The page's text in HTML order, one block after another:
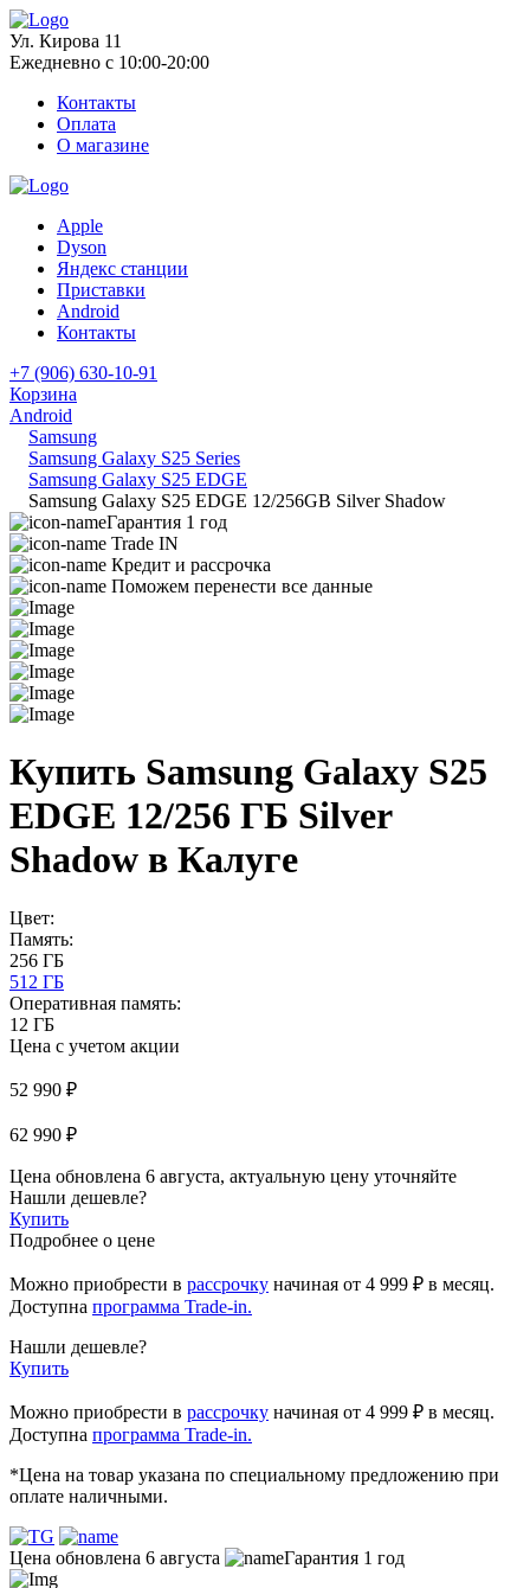
Ул. Кирова 11
Ежедневно с 10:00-20:00
Контакты
Оплата
О магазине
Apple
Dyson
Яндекс станции
Приставки
Android
Контакты
+7 (906) 630-10-91
Корзина
Android
Samsung
Samsung Galaxy S25 Series
Samsung Galaxy S25 EDGE
Samsung Galaxy S25 EDGE 12/256GB Silver Shadow
Гарантия 1 год
Trade IN
Кредит и рассрочка
Поможем перенести все данные
Купить Samsung Galaxy S25
EDGE 12/256 ГБ Silver
Shadow в Калуге
Цвет:
Память:
256 ГБ
512 ГБ
Оперативная память:
12 ГБ
Цена с учетом акции
52 990 ₽
62 990 ₽
Цена обновлена 6 августа, актуальную цену уточняйте
Нашли дешевле?
Купить
Подробнее о цене
Можно приобрести в рассрочку начиная от 4 999 ₽ в месяц.
Доступна программа Trade-in.
Нашли дешевле?
Купить
Можно приобрести в рассрочку начиная от 4 999 ₽ в месяц.
Доступна программа Trade-in.
*Цена на товар указана по специальному предложению при
оплате наличными.
Цена обновлена 6 августа Гарантия 1 год